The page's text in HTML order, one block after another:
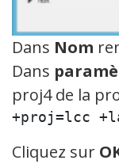
Dans Nom
Dans
proj4 de la
+proj=lcc
Cliquez sur